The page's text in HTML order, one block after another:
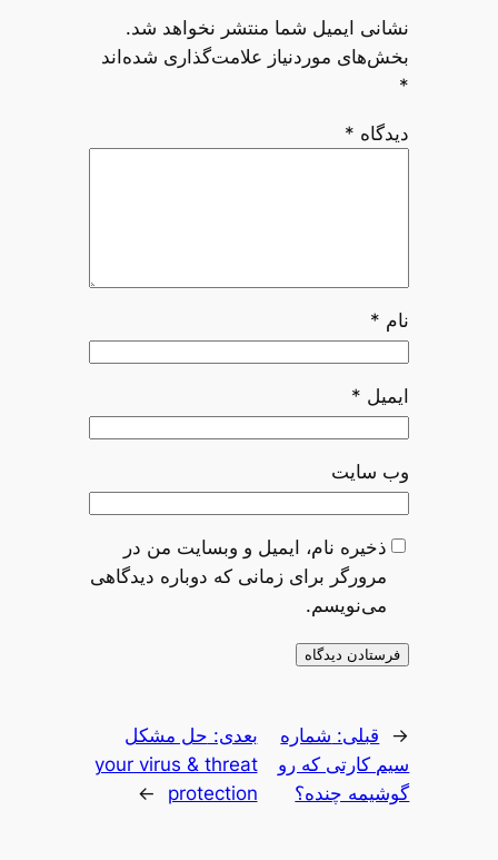
نشانی ایمیل شما منتشر نخواهد شد.
بخش‌های موردنیاز علامت‌گذاری شده‌اند
*
دیدگاه *
نام *
ایمیل *
وب‌ سایت
ذخیره نام، ایمیل و وبسایت من در
مرورگر برای زمانی که دوباره دیدگاهی
می‌نویسم.
← قبلی: شماره
سیم کارتی که رو
گوشیمه چنده؟
بعدی: حل مشکل
your virus & threat
protection
→